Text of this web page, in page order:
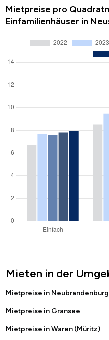
Mietpreise pro
Einfamilienhäuser in
Mieten in der
Mietpreise in Neubrandenburg
Mietpreise in Gransee
Mietpreise in Waren (Müritz)